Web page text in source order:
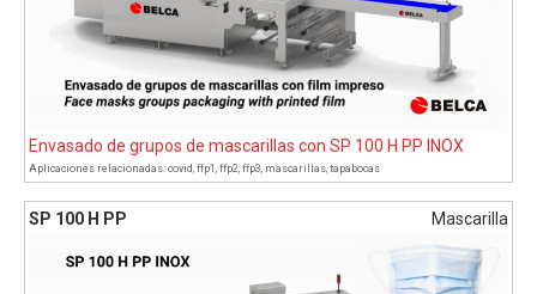
Envasado de grupos de mascarillas con SP 100 H PP INOX
Aplicaciones relacionadas: covid ffp1 ffp2 ffp3 mascarillas tapabocas
SP 100 H PP Mascarilla